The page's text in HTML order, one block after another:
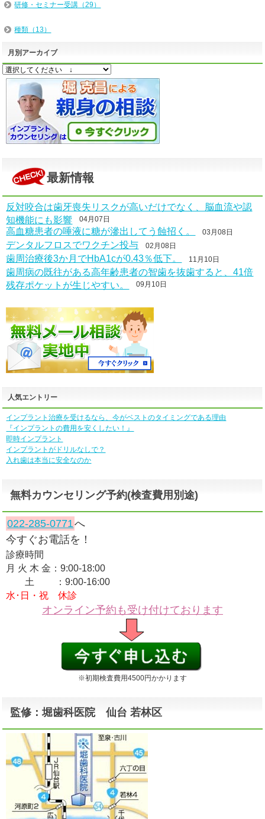
研修・セミナー受講（29）
種類（13）
月別アーカイブ
最新情報
反対咬合は歯牙喪失リスクが高いだけでなく、脳血流や認
知機能にも影響 04月07日
高血糖患者の唾液に糖が滲出してう蝕招く。 03月08日
デンタルフロスでワクチン投与 02月08日
歯周治療後3か月でHbA1cが0.43％低下。 11月10日
歯周病の既往がある高年齢患者の智歯を抜歯すると、41倍
残存ポケットが生じやすい。 09月10日
人気エントリー
インプラント治療を受けるなら、今がベストのタイミングである理由
『インプラントの費用を安くしたい！』
即時インプラント
インプラントがドリルなしで？
入れ歯は本当に安全なのか
無料カウンセリング予約(検査費用別途)
022-285-0771へ
今すぐお電話を！
診療時間
月 火 木 金：9:00-18:00
土 ：9:00-16:00
水･日・祝 休診
オンライン予約も受け付けております
※初期検査費用4500円かかります
監修：堀歯科医院 仙台 若林区